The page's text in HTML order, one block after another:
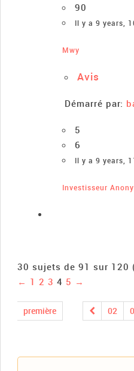
90
Il y a 9 years,
Mwy
Avis
Démarré par:
5
6
Il y a 9 years,
Investisseur
30 sujets de 91 sur 120
← 1 2 3 4 5 →
première 02